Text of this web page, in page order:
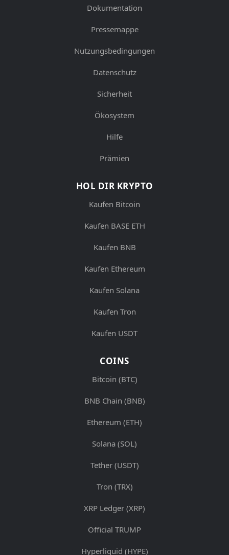
Dokumentation
Pressemappe
Nutzungsbedingungen
Datenschutz
Sicherheit
Ökosystem
Hilfe
Prämien
HOL DIR KRYPTO
Kaufen Bitcoin
Kaufen BASE ETH
Kaufen BNB
Kaufen Ethereum
Kaufen Solana
Kaufen Tron
Kaufen USDT
COINS
Bitcoin (BTC)
BNB Chain (BNB)
Ethereum (ETH)
Solana (SOL)
Tether (USDT)
Tron (TRX)
XRP Ledger (XRP)
Official TRUMP
Hyperliquid (HYPE)